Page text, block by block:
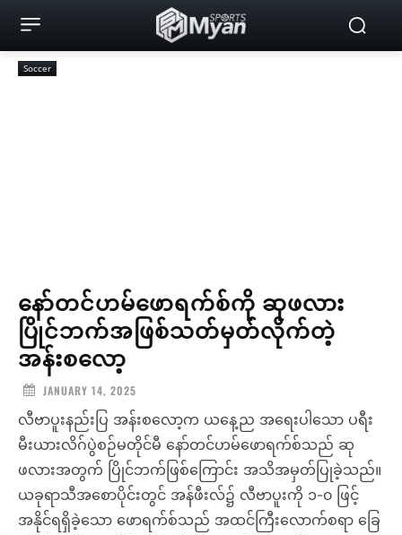
Soccer
နော်တင်ဟမ်ဖောရက်စ်ကို ဆုဖလား
ပြိုင်ဘက်အဖြစ်သတ်မှတ်လိုက်တဲ့
အန်းစလော့
JANUARY 14, 2025
လီဗာပူးနည်းပြ အန်းစလော့က ယနေ့ည အရေးပါသော ပရီး
မီးယားလိဂ်ပွဲစဉ်မတိုင်မီ နော်တင်ဟမ်ဖောရက်စ်သည် ဆု
ဖလားအတွက် ပြိုင်ဘက်ဖြစ်ကြောင်း အသိအမှတ်ပြုခဲ့သည်။
ယခုရာသီအစောပိုင်းတွင် အန်ဖီးလ်၌ လီဗာပူးကို ၁-၀ ဖြင့်
အနိုင်ရရှိခဲ့သော ဖောရက်စ်သည် အထင်ကြီးလောက်စရာ ခြေ